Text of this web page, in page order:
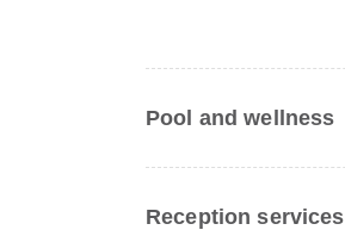
Pool and wellness
Reception services